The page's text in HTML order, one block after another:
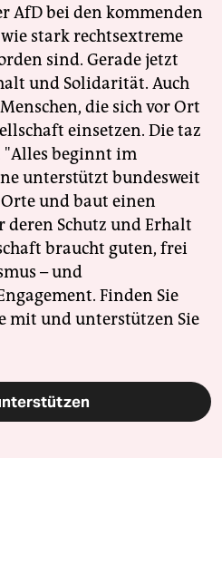
AfD bei den kommenden
stark rechtsextreme
sind. Gerade jetzt
und Solidarität. Auch
die sich vor Ort
einsetzen. Die taz
beginnt im
unterstützt bundesweit
und baut einen
deren Schutz und Erhalt
braucht guten, frei
– und
Finden Sie
mit und unterstützen Sie